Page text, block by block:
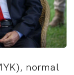
normal